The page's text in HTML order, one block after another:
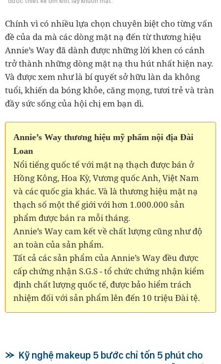
Chính vì có nhiều lựa chọn chuyên biệt cho từng vấn
đề của da mà các dòng mặt nạ đến từ thương hiệu
Annie’s Way đã dành được những lời khen có cánh
trở thành những dòng mặt nạ thu hút nhất hiện nay.
Và được xem như là bí quyết sở hữu làn da không
tuổi, khiến da bóng khỏe, căng mọng, tươi trẻ và tràn
đầy sức sống của hội chị em bạn dì.
Annie’s Way thương hiệu mỹ phẩm nội địa Đài
Loan
Nổi tiếng quốc tế với mặt nạ thạch được bán ở
Hồng Kông, Hoa Kỳ, Vương quốc Anh, Việt Nam
và các quốc gia khác. Và là thương hiệu mặt nạ
thạch số một thế giới với hơn 1.000.000 sản
phẩm được bán ra mỗi tháng.
Annie’s Way cam kết về chất lượng cũng như độ
an toàn của sản phẩm.
Tất cả các sản phẩm của Annie’s Way đều được
cấp chứng nhận S.G.S - tổ chức chứng nhận kiểm
định chất lượng quốc tế, được bảo hiểm trách
nhiệm đối với sản phẩm lên đến 10 triệu Đài tệ.
Kỹ nghệ makeup 5 bước chỉ tốn 5 phút cho